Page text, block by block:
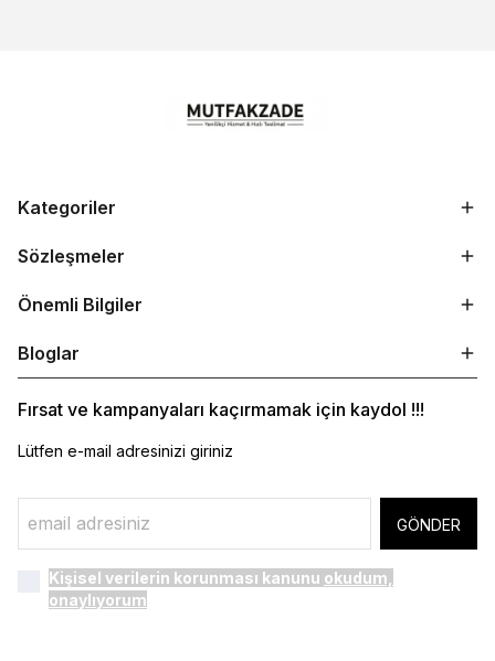
Kategoriler
Sözleşmeler
Önemli Bilgiler
Bloglar
Fırsat ve kampanyaları kaçırmamak için kaydol !!!
Lütfen e-mail adresinizi giriniz
GÖNDER
Kişisel verilerin korunması kanunu okudum,
onaylıyorum